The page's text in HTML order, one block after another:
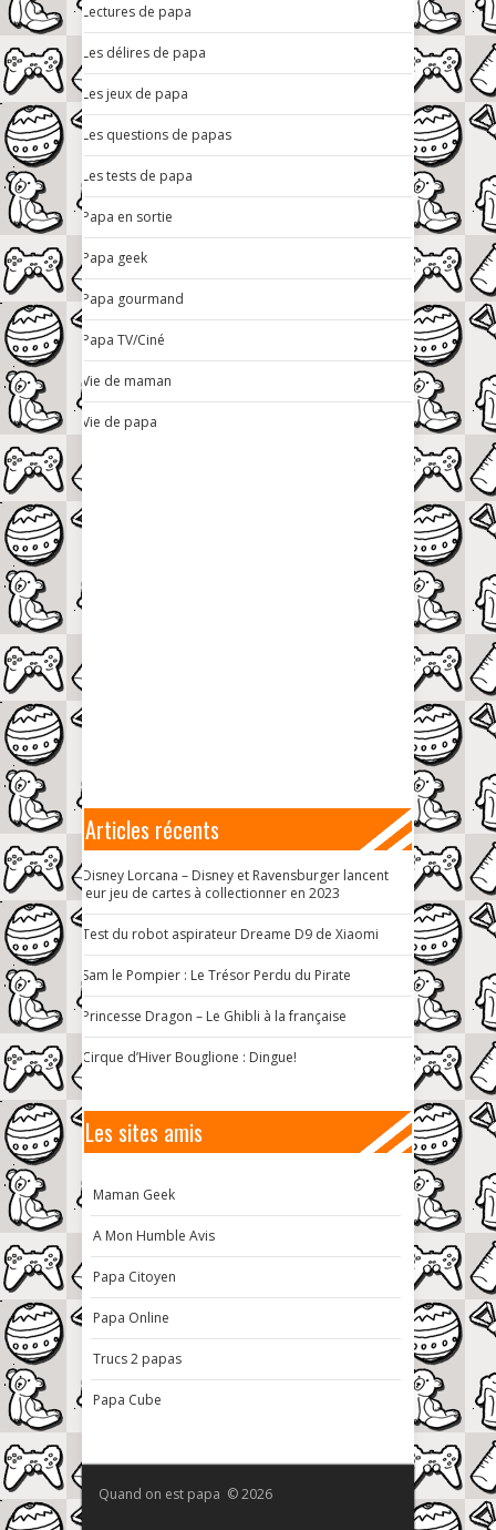
Lectures de papa
Les délires de papa
Les jeux de papa
Les questions de papas
Les tests de papa
Papa en sortie
Papa geek
Papa gourmand
Papa TV/Ciné
Vie de maman
Vie de papa
Articles récents
Disney Lorcana – Disney et Ravensburger lancent
leur jeu de cartes à collectionner en 2023
Test du robot aspirateur Dreame D9 de Xiaomi
Sam le Pompier : Le Trésor Perdu du Pirate
Princesse Dragon – Le Ghibli à la française
Cirque d’Hiver Bouglione : Dingue!
Les sites amis
Maman Geek
A Mon Humble Avis
Papa Citoyen
Papa Online
Trucs 2 papas
Papa Cube
Quand on est papa © 2026